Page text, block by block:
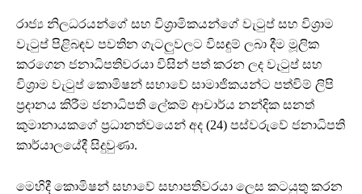
රාජ්‍ය නිලධරයන්ගේ සහ විශ්‍රාමිකයන්ගේ වැටුප් සහ විශ්‍රාම
වැටුප් පිළිබඳව පවතින ගැටලුවලට විසඳුම් ලබා දීම මූලික
කරගෙන ජනාධිපතිවරයා විසින් පත් කරන ලද වැටුප් සහ
විශ්‍රාම වැටුප් කොමිෂන් සභාවේ සාමාජිකයන්ට පත්විම් ලිපි
ප්‍රදානය කිරීම ජනාධිපති ලේකම් ආචාර්ය නන්දික සනත්
කුමානායකගේ ප්‍රධානත්වයෙන් අද (24) පස්වරුවේ ජනාධිපති
කාර්යාලයේදී සිදුවුණා.
මෙහිදී කොමිෂන් සභාවේ සභාපතිවරයා ලෙස කටයුතු කරන